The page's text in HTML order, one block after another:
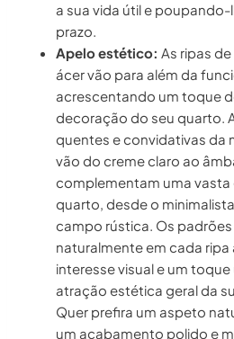
a sua vida útil e
prazo.
Apelo estético: As ripas
ácer vão para além da
acrescentando um toque
decoração do seu quarto.
quentes e convidativas da
vão do creme claro ao
complementam uma
quarto, desde o
campo rústica. Os
naturalmente em cada
interesse visual e um
atração estética geral da
Quer prefira um aspeto
um acabamento polido e